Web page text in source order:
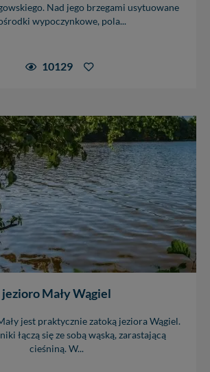
Nad jego brzegami usytuowane
wypoczynkowe, pola...
10129
jezioro Mały Wągiel
jest praktycznie zatoką jeziora Wągiel.
łączą się ze sobą wąską, zarastającą
cieśniną. W...